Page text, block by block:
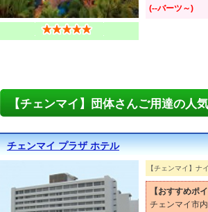
(--バーツ～)
【チェンマイ】団体さんご用達の人
チェンマイ プラザ ホテル
【チェンマイ】ナ
【おすすめポイ
チェンマイ市